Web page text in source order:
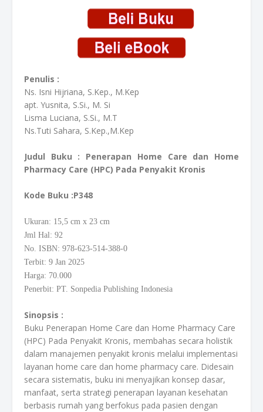
Penulis :
Ns. Isni Hijriana, S.Kep., M.Kep
apt. Yusnita, S.Si., M. Si
Lisma Luciana, S.Si., M.T
Ns.Tuti Sahara, S.Kep.,M.Kep
Judul Buku : Penerapan Home Care dan Home
Pharmacy Care (HPC) Pada Penyakit Kronis
Kode Buku :P348
Ukuran: 15,5 cm x 23 cm
Jml Hal: 92
No. ISBN: 978-623-514-388-0
Terbit: 9 Jan 2025
Harga: 70.000
Penerbit: PT. Sonpedia Publishing Indonesia
Sinopsis :
Buku Penerapan Home Care dan Home Pharmacy Care
(HPC) Pada Penyakit Kronis, membahas secara holistik
dalam manajemen penyakit kronis melalui implementasi
layanan home care dan home pharmacy care. Didesain
secara sistematis, buku ini menyajikan konsep dasar,
manfaat, serta strategi penerapan layanan kesehatan
berbasis rumah yang berfokus pada pasien dengan